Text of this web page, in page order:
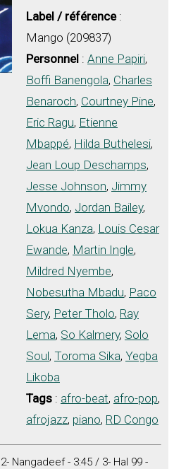
Label / référence:
Mango (209837)
Personnel : Anne Papiri,
Boffi Banengola, Charles
Benaroch, Courtney Pine,
Eric Ragu, Etienne
Mbappé, Hilda Buthelesi,
Jean Loup Deschamps,
Jesse Johnson, Jimmy
Mvondo, Jordan Bailey,
Lokua Kanza, Louis Cesar
Ewande, Martin Ingle,
Mildred Nyembe,
Nobesutha Mbadu, Paco
Sery, Peter Tholo, Ray
Lema, So Kalmery, Solo
Soul, Toroma Sika, Yegba
Likoba
Tags : afro-beat, afro-pop,
afrojazz, piano, RD Congo
Nangadeef - 3:45 / 3- Hal 99 -